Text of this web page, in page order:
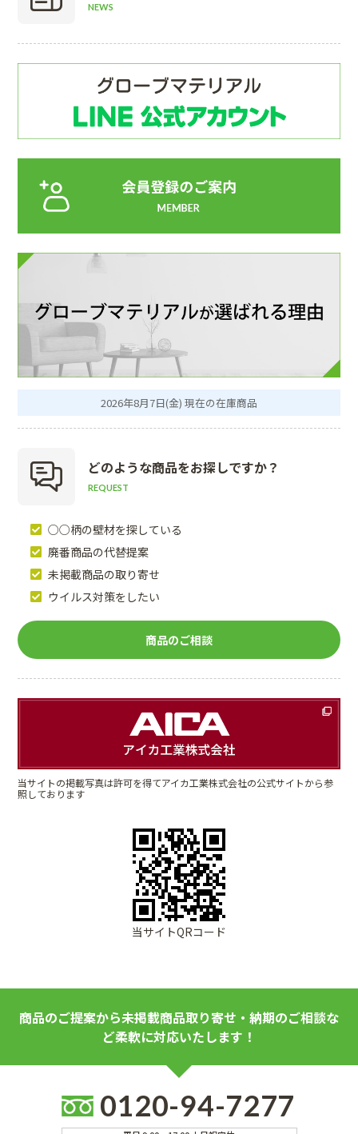
NEWS
2026年8月7日(金) 現在の在庫商品
どのような商品をお探しですか？
REQUEST
○○柄の壁材を探している
廃番商品の代替提案
未掲載商品の取り寄せ
ウイルス対策をしたい
商品のご相談
当サイトの掲載写真は許可を得てアイカ工業株式会社の公式サイトから参
照しております
当サイトQRコード
商品のご提案から未掲載商品取り寄せ・納期のご相談な
ど柔軟に対応いたします！
0120-94-7277